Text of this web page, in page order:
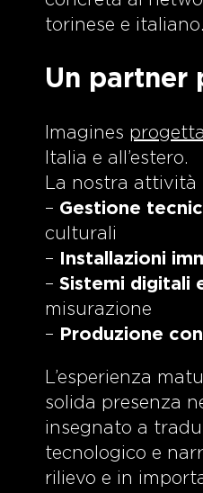
torinese e italiano.
Un partner
Imagines
Italia e all’estero.
La nostra
– Gestione
culturali
–
Installazioni
– Sistemi digitali
misurazione
– Produzione
L’esperienza
solida presenza
insegnato a
tecnologico e
rilievo e in